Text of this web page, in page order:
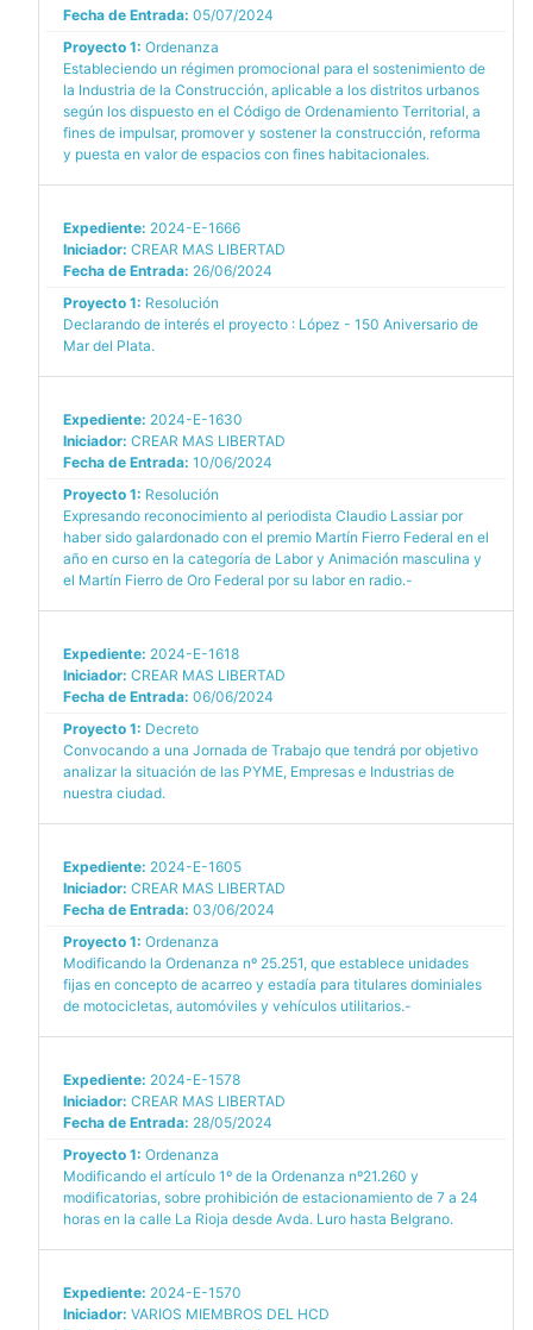
Fecha de Entrada: 05/07/2024
Proyecto 1: Ordenanza
Estableciendo un régimen promocional para el sostenimiento de
la Industria de la Construcción, aplicable a los distritos urbanos
según los dispuesto en el Código de Ordenamiento Territorial, a
fines de impulsar, promover y sostener la construcción, reforma
y puesta en valor de espacios con fines habitacionales.
Expediente: 2024-E-1666
Iniciador: CREAR MAS LIBERTAD
Fecha de Entrada: 26/06/2024
Proyecto 1: Resolución
Declarando de interés el proyecto : López - 150 Aniversario de
Mar del Plata.
Expediente: 2024-E-1630
Iniciador: CREAR MAS LIBERTAD
Fecha de Entrada: 10/06/2024
Proyecto 1: Resolución
Expresando reconocimiento al periodista Claudio Lassiar por
haber sido galardonado con el premio Martín Fierro Federal en el
año en curso en la categoría de Labor y Animación masculina y
el Martín Fierro de Oro Federal por su labor en radio.-
Expediente: 2024-E-1618
Iniciador: CREAR MAS LIBERTAD
Fecha de Entrada: 06/06/2024
Proyecto 1: Decreto
Convocando a una Jornada de Trabajo que tendrá por objetivo
analizar la situación de las PYME, Empresas e Industrias de
nuestra ciudad.
Expediente: 2024-E-1605
Iniciador: CREAR MAS LIBERTAD
Fecha de Entrada: 03/06/2024
Proyecto 1: Ordenanza
Modificando la Ordenanza nº 25.251, que establece unidades
fijas en concepto de acarreo y estadía para titulares dominiales
de motocicletas, automóviles y vehículos utilitarios.-
Expediente: 2024-E-1578
Iniciador: CREAR MAS LIBERTAD
Fecha de Entrada: 28/05/2024
Proyecto 1: Ordenanza
Modificando el artículo 1º de la Ordenanza nº21.260 y
modificatorias, sobre prohibición de estacionamiento de 7 a 24
horas en la calle La Rioja desde Avda. Luro hasta Belgrano.
Expediente: 2024-E-1570
Iniciador: VARIOS MIEMBROS DEL HCD